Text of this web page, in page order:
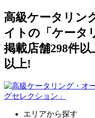
高級ケータリン
イトの「ケータ
掲載店舗298件
以上!
エリアから探す